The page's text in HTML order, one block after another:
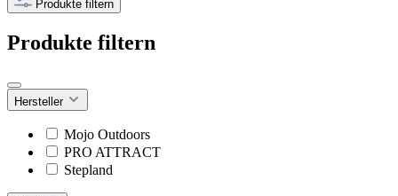
Produkte filtern
Produkte filtern
Hersteller
Mojo Outdoors
PRO ATTRACT
Stepland